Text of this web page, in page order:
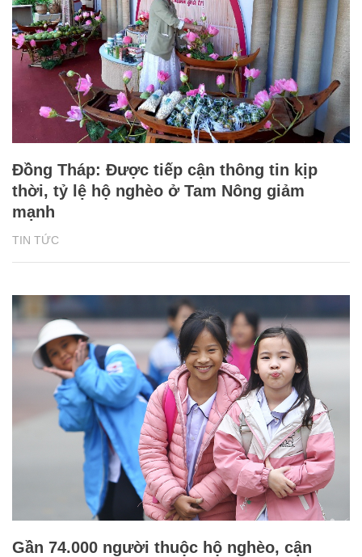
TIN TỨC
Đồng Tháp: Được tiếp cận thông tin kịp
thời, tỷ lệ hộ nghèo ở Tam Nông giảm
mạnh
Gần 74.000 người thuộc hộ nghèo, cận